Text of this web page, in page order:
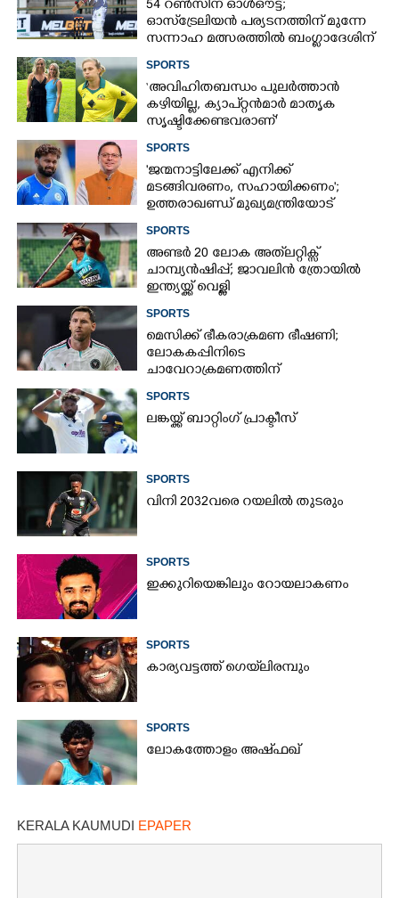
54 റൺസിന് ഓൾഔട്ട്;
ഓസ്‌ട്രേലിയൻ പര്യടനത്തിന് മുന്നേ
സന്നാഹ മത്സരത്തിൽ ബംഗ്ലാദേശിന്
ഒരേയൊരു താരം
SPORTS
‘അവിഹിതബന്ധം പുലർത്താൻ
കഴിയില്ല,​ ക്യാപ്റ്റൻമാർ മാതൃക
സൃഷ്ടിക്കേണ്ടവരാണ്'
താരത്തിന്റെ ഭാര്യ
SPORTS
'ജന്മനാട്ടിലേക്ക് എനിക്ക്
മടങ്ങിവരണം, സഹായിക്കണം';
ഉത്തരാഖണ്ഡ് മുഖ്യമന്ത്രിയോട്
SPORTS
അണ്ടർ 20 ലോക അത്‌ലറ്റിക്സ്
ചാമ്പ്യൻഷിപ്പ്; ജാവലിൻ ത്രോയിൽ
ഇന്ത്യയ്ക്ക് വെള്ളി
SPORTS
മെസിക്ക് ഭീകരാക്രമണ ഭീഷണി;
ലോകകപ്പിനിടെ
ചാവേറാക്രമണത്തിന്
SPORTS
ലങ്കയ്ക്ക് ബാറ്റിംഗ് പ്രാക്ടീസ്
SPORTS
വിനി 2032വരെ റയലിൽ തുടരും
SPORTS
ഇക്കുറിയെങ്കിലും റോയലാകണം
SPORTS
കാര്യവട്ടത്ത് ഗെയ്‌ലിരമ്പും
SPORTS
ലോകത്തോളം അഷ്ഫഖ്
KERALA KAUMUDI EPAPER